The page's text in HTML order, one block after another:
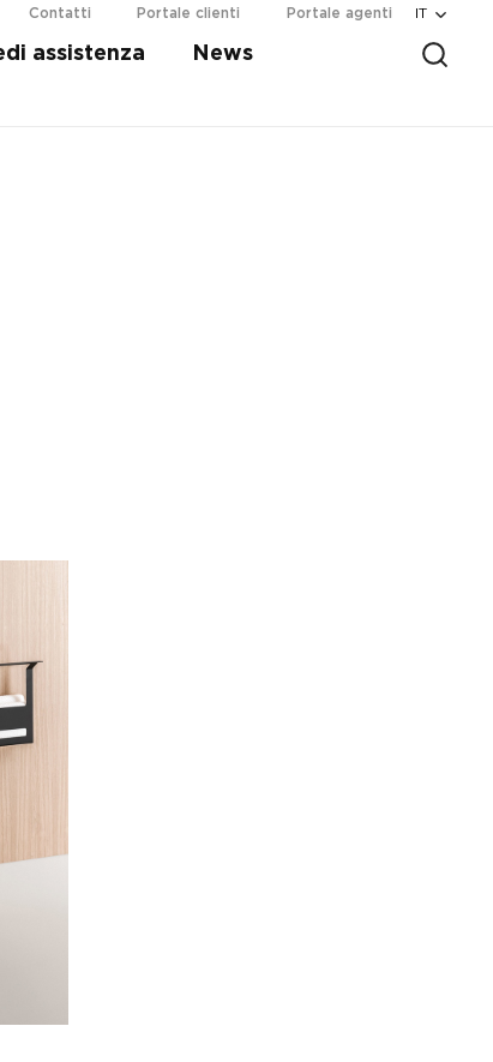
IT
Contatti Portale clienti Portale agenti
assistenza News